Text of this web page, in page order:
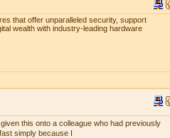
that offer unparalleled security, support
wealth with industry-leading hardware
this onto a colleague who had previously
simply because I